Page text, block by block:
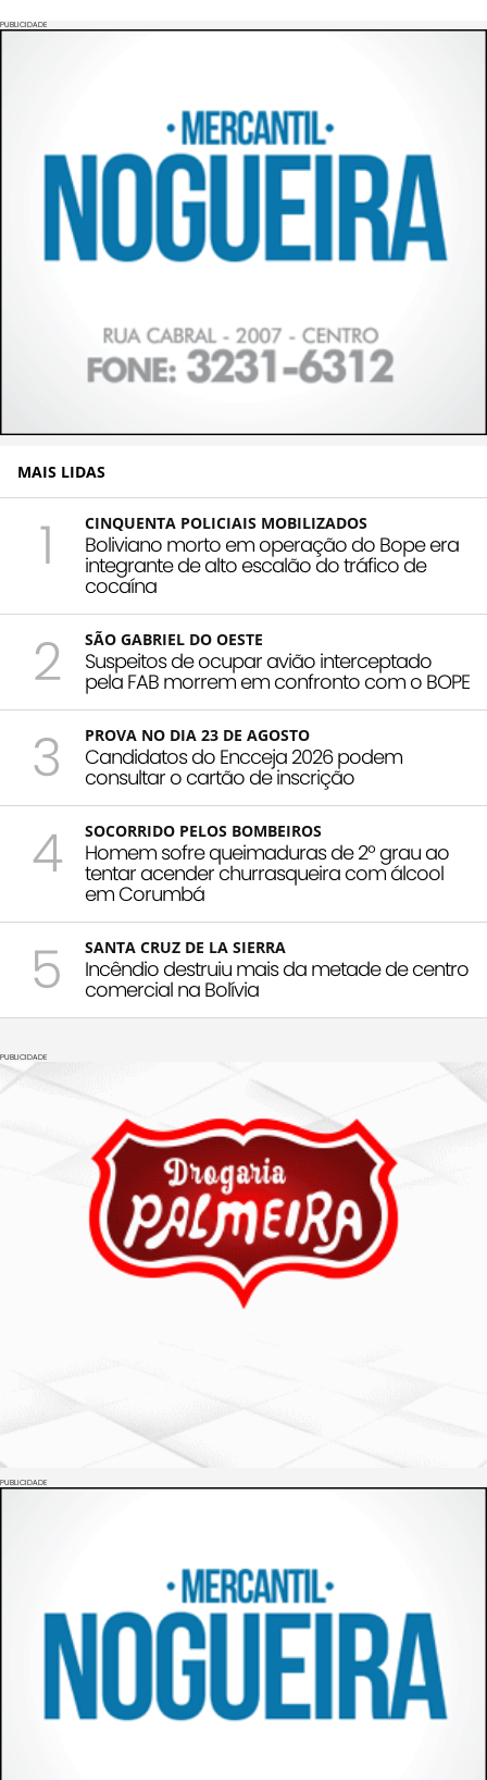
PUBLICIDADE
MAIS LIDAS
1 CINQUENTA POLICIAIS MOBILIZADOS
Boliviano morto em operação do Bope era
integrante de alto escalão do tráfico de
cocaína
2 SÃO GABRIEL DO OESTE
Suspeitos de ocupar avião interceptado
pela FAB morrem em confronto com o BOPE
3 PROVA NO DIA 23 DE AGOSTO
Candidatos do Encceja 2026 podem
consultar o cartão de inscrição
4 SOCORRIDO PELOS BOMBEIROS
Homem sofre queimaduras de 2º grau ao
tentar acender churrasqueira com álcool
em Corumbá
5 SANTA CRUZ DE LA SIERRA
Incêndio destruiu mais da metade de centro
comercial na Bolívia
PUBLICIDADE
PUBLICIDADE